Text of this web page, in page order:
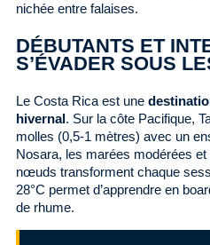
nichée entre falaises.
DÉBUTANTS ET
S’ÉVADER SOUS
Le Costa Rica est une
hivernal. Sur la côte Pacifique,
molles (0,5-1 mètres) avec un
Nosara, les marées modérées
nœuds transforment chaque
28°C permet d’apprendre en
de rhume.